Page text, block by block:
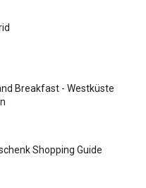
Breakfast - Westküste
Shopping Guide